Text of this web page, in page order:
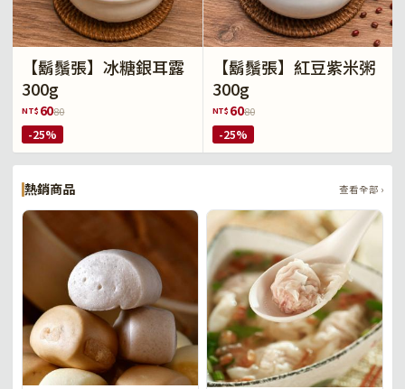
【鬍鬚張】冰糖銀耳露
300g
NT$ 6080
-25%
【鬍鬚張】紅豆紫米粥
300g
NT$ 6080
-25%
熱銷商品 查看全部 ›